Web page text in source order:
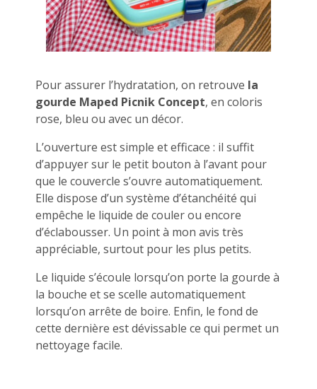
Pour assurer l’hydratation, on retrouve la
gourde Maped Picnik Concept, en coloris
rose, bleu ou avec un décor.
L’ouverture est simple et efficace : il suffit
d’appuyer sur le petit bouton à l’avant pour
que le couvercle s’ouvre automatiquement.
Elle dispose d’un système d’étanchéité qui
empêche le liquide de couler ou encore
d’éclabousser. Un point à mon avis très
appréciable, surtout pour les plus petits.
Le liquide s’écoule lorsqu’on porte la gourde à
la bouche et se scelle automatiquement
lorsqu’on arrête de boire. Enfin, le fond de
cette dernière est dévissable ce qui permet un
nettoyage facile.